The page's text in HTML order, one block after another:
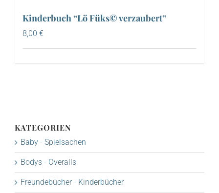
Kinderbuch “Lö Füks© verzaubert”
8,00 €
KATEGORIEN
Baby - Spielsachen
Bodys - Overalls
Freundebücher - Kinderbücher